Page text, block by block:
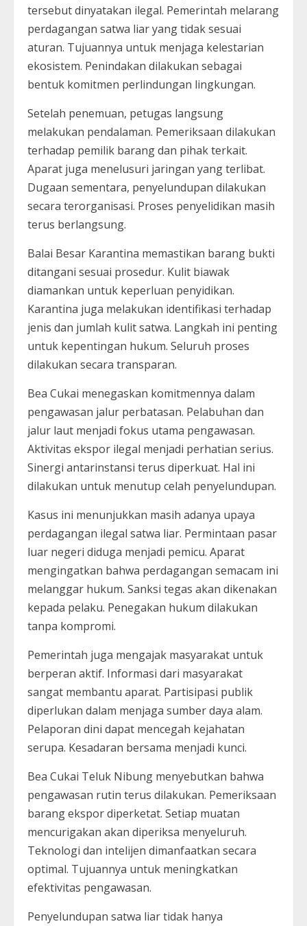
tersebut dinyatakan ilegal. Pemerintah melarang
perdagangan satwa liar yang tidak sesuai
aturan. Tujuannya untuk menjaga kelestarian
ekosistem. Penindakan dilakukan sebagai
bentuk komitmen perlindungan lingkungan.
Setelah penemuan, petugas langsung
melakukan pendalaman. Pemeriksaan dilakukan
terhadap pemilik barang dan pihak terkait.
Aparat juga menelusuri jaringan yang terlibat.
Dugaan sementara, penyelundupan dilakukan
secara terorganisasi. Proses penyelidikan masih
terus berlangsung.
Balai Besar Karantina memastikan barang bukti
ditangani sesuai prosedur. Kulit biawak
diamankan untuk keperluan penyidikan.
Karantina juga melakukan identifikasi terhadap
jenis dan jumlah kulit satwa. Langkah ini penting
untuk kepentingan hukum. Seluruh proses
dilakukan secara transparan.
Bea Cukai menegaskan komitmennya dalam
pengawasan jalur perbatasan. Pelabuhan dan
jalur laut menjadi fokus utama pengawasan.
Aktivitas ekspor ilegal menjadi perhatian serius.
Sinergi antarinstansi terus diperkuat. Hal ini
dilakukan untuk menutup celah penyelundupan.
Kasus ini menunjukkan masih adanya upaya
perdagangan ilegal satwa liar. Permintaan pasar
luar negeri diduga menjadi pemicu. Aparat
mengingatkan bahwa perdagangan semacam ini
melanggar hukum. Sanksi tegas akan dikenakan
kepada pelaku. Penegakan hukum dilakukan
tanpa kompromi.
Pemerintah juga mengajak masyarakat untuk
berperan aktif. Informasi dari masyarakat
sangat membantu aparat. Partisipasi publik
diperlukan dalam menjaga sumber daya alam.
Pelaporan dini dapat mencegah kejahatan
serupa. Kesadaran bersama menjadi kunci.
Bea Cukai Teluk Nibung menyebutkan bahwa
pengawasan rutin terus dilakukan. Pemeriksaan
barang ekspor diperketat. Setiap muatan
mencurigakan akan diperiksa menyeluruh.
Teknologi dan intelijen dimanfaatkan secara
optimal. Tujuannya untuk meningkatkan
efektivitas pengawasan.
Penyelundupan satwa liar tidak hanya